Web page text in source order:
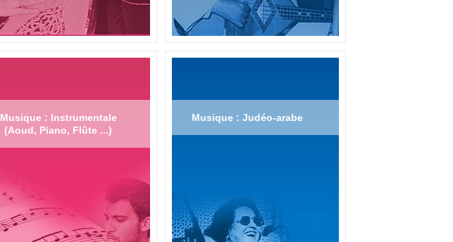
Musique : Instrumentale
(Aoud, Piano, Flûte ...)
Musique : Judéo-arabe